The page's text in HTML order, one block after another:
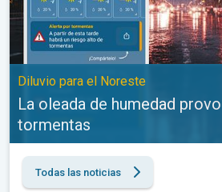
Diluvio para el Noreste
La oleada de humedad
tormentas
Todas las noticias